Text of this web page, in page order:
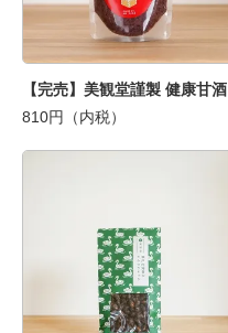
【完売】美観堂謹製 健康甘酒
810円（内税）